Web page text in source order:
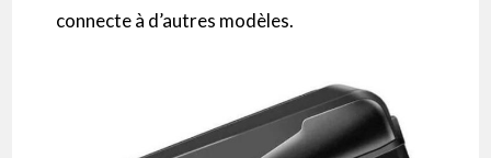
connecte à d’autres modèles.